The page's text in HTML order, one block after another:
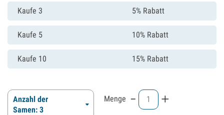
Kaufe 3 5% Rabatt
Kaufe 5 10% Rabatt
Kaufe 10 15% Rabatt
Anzahl der
Samen: 3
Menge - +